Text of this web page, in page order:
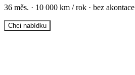
36 měs. · 10 000 km / rok · bez akontace
Chci nabídku